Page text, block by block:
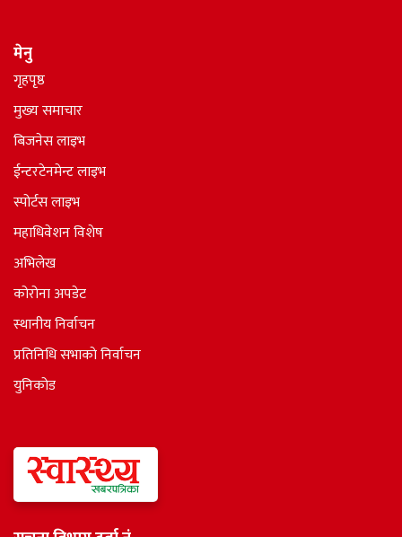
मेनु
गृहपृष्ठ
मुख्य समाचार
बिजनेस लाइभ
ईन्टरटेनमेन्ट लाइभ
स्पोर्टस लाइभ
महाधिवेशन विशेष
अभिलेख
कोरोना अपडेट
स्थानीय निर्वाचन
प्रतिनिधि सभाकाे निर्वाचन
युनिकोड